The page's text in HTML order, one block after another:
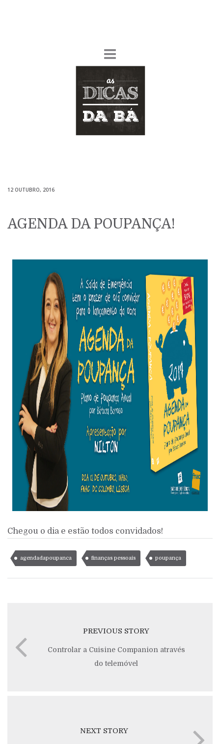
12 OUTUBRO, 2016
AGENDA DA POUPANÇA!
Chegou o dia e estão todos convidados!
agendadapoupanca finanças pessoais poupança
PREVIOUS STORY
Controlar a Cuisine Companion através
do telemóvel
NEXT STORY